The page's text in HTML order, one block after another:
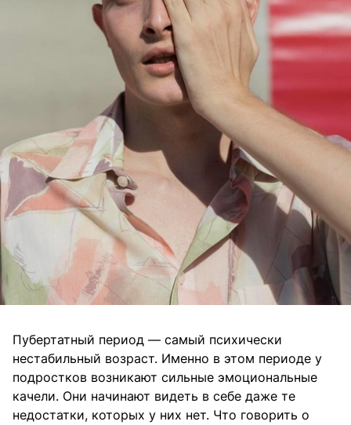
Пубертатный период — самый психически
нестабильный возраст. Именно в этом периоде у
подростков возникают сильные эмоциональные
качели. Они начинают видеть в себе даже те
недостатки, которых у них нет. Что говорить о